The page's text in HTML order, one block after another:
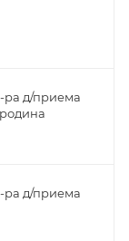
ра д/приема
ра д/приема